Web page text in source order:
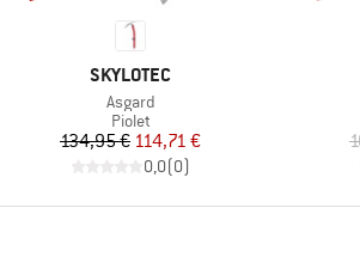
MARQUE
SKYLOTEC
Article
Asgard
Product group
Piolet
Prix
134,95 €Prix réduit
114,71 €
0,0(0)